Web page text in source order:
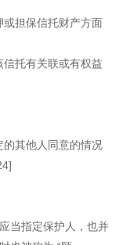
担保信托财产方面
托有关联或有权益
的其他人同意的情况
当指定保护人，也并